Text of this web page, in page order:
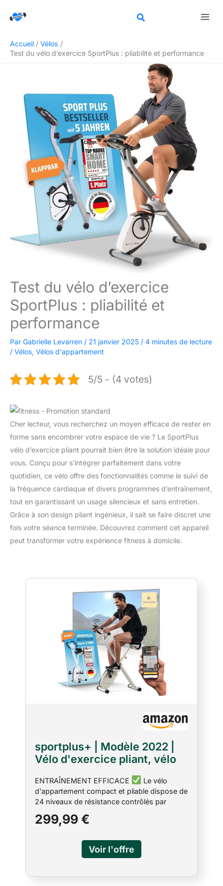
Accueil
Vélos
Test du vélo d’exercice SportPlus : pliabilité et performance
Test du vélo d’exercice
SportPlus : pliabilité et
performance
Par Gabrielle Levarren / 21 janvier 2025 / 4 minutes de lecture
/ Vélos, Vélos d'appartement
5/5 - (4 votes)
Cher lecteur, vous recherchez un moyen efficace de rester en
forme sans encombrer votre espace de vie ? Le SportPlus
vélo d’exercice pliant pourrait bien être la solution idéale pour
vous. Conçu pour s’intégrer parfaitement dans votre
quotidien, ce vélo offre des fonctionnalités comme le suivi de
la fréquence cardiaque et divers programmes d’entraînement,
tout en garantissant un usage silencieux et sans entretien.
Grâce à son design pliant ingénieux, il sait se faire discret une
fois votre séance terminée. Découvrez comment cet appareil
peut transformer votre expérience fitness à domicile.
sportplus+ | Modèle 2022 |
Vélo d'exercice pliant, vélo
dossier, mesure de la
fréquence cardiaque,
programmes d'entraînement,
silencieux et sans entretien
ENTRAÎNEMENT EFFICACE
Le vélo
d'appartement compact et pliable dispose de
24 niveaux de résistance contrôlés par
d'entraînement préinstallés qui permettent
SANS ENTRETIEN
Le système de
freinage magnétique de haute qualité du vélo
299,99 €